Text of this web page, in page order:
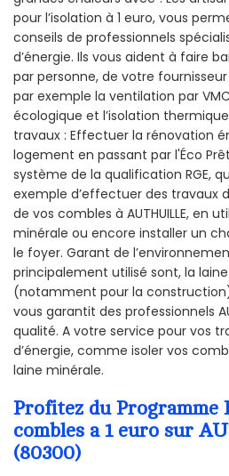
pour l’isolation à 1 euro, vous
conseils de professionnels
d’énergie. Ils vous aident à faire
par personne, de votre fournisseur
par exemple la ventilation par
écologique et l’isolation
travaux : Effectuer la rénovation
logement en passant par l'Éco
système de la qualification RGE,
exemple d’effectuer des travaux
de vos combles à AUTHUILLE, en
minérale ou encore installer un
le foyer. Garant de
principalement utilisé sont, la
(notamment pour la
vous garantit des professionnels
qualité. A votre service pour vos
d’énergie, comme isoler vos
laine minérale.
Profitez du Programme
combles a 1 euro sur
(80300)